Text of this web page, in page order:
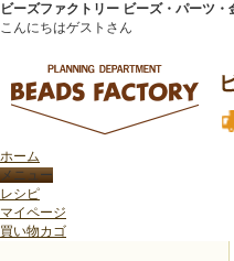
ビーズファクトリー ビーズ・パーツ
こんにちはゲストさん
ホーム
レシピ
マイページ
買い物カゴ